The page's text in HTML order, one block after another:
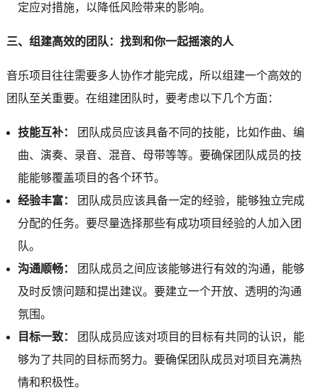
定应对措施，以降低风险带来的影响。
三、组建高效的团队：找到和你一起摇滚的人
音乐项目往往需要多人协作才能完成，所以组建一个高效的
团队至关重要。在组建团队时，要考虑以下几个方面：
技能互补：
团队成员应该具备不同的技能，比如作曲、编
曲、演奏、录音、混音、母带等等。要确保团队成员的技
能能够覆盖项目的各个环节。
经验丰富：
团队成员应该具备一定的经验，能够独立完成
分配的任务。要尽量选择那些有成功项目经验的人加入团
队。
沟通顺畅：
团队成员之间应该能够进行有效的沟通，能够
及时反馈问题和提出建议。要建立一个开放、透明的沟通
氛围。
目标一致：
团队成员应该对项目的目标有共同的认识，能
够为了共同的目标而努力。要确保团队成员对项目充满热
情和积极性。